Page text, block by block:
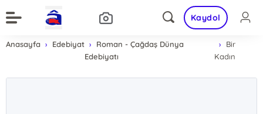
Kaydol
Anasayfa Edebiyat
Roman - Çağdaş Dünya
Edebiyatı
Bir
Kadın